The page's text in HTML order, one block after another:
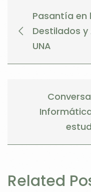
Pasantía en
Destilados y
UNA
Related